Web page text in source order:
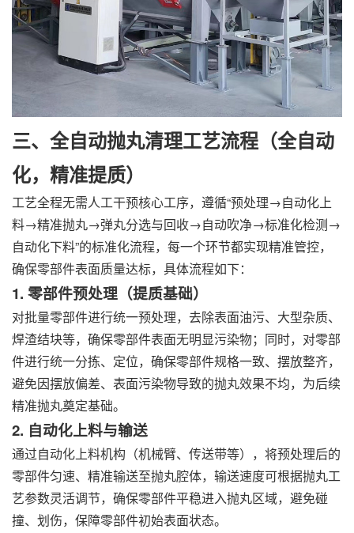
三、全自动抛丸清理工艺流程（全自动
化，精准提质）
工艺全程无需人工干预核心工序，遵循“预处理→自动化上
料→精准抛丸→弹丸分选与回收→自动吹净→标准化检测→
自动化下料”的标准化流程，每一个环节都实现精准管控，
确保零部件表面质量达标，具体流程如下：
1. 零部件预处理（提质基础）
对批量零部件进行统一预处理，去除表面油污、大型杂质、
焊渣结块等，确保零部件表面无明显污染物；同时，对零部
件进行统一分拣、定位，确保零部件规格一致、摆放整齐，
避免因摆放偏差、表面污染物导致的抛丸效果不均，为后续
精准抛丸奠定基础。
2. 自动化上料与输送
通过自动化上料机构（机械臂、传送带等），将预处理后的
零部件匀速、精准输送至抛丸腔体，输送速度可根据抛丸工
艺参数灵活调节，确保零部件平稳进入抛丸区域，避免碰
撞、划伤，保障零部件初始表面状态。